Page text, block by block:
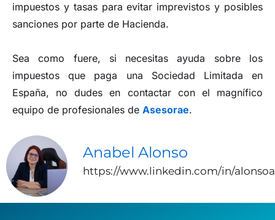
impuestos y tasas para evitar imprevistos y posibles
sanciones por parte de Hacienda.
Sea como fuere, si necesitas ayuda sobre los
impuestos que paga una Sociedad Limitada en
España, no dudes en contactar con el magnífico
equipo de profesionales de Asesorae.
Anabel Alonso
https://www.linkedin.com/in/